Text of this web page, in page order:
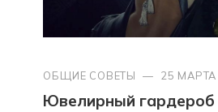
ОБЩИЕ СОВЕТЫ — 25 МАРТА
Ювелирный